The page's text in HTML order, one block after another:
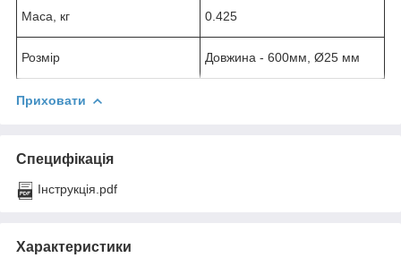
Маса, кг 0.425
Розмір Довжина - 600мм, Ø25 мм
Приховати
Специфікація
Інструкція.pdf
Характеристики